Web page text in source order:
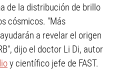
de la distribución de brillo
cósmicos. "Más
a revelar el origen
dijo el doctor Li Di, autor
y científico jefe de FAST.